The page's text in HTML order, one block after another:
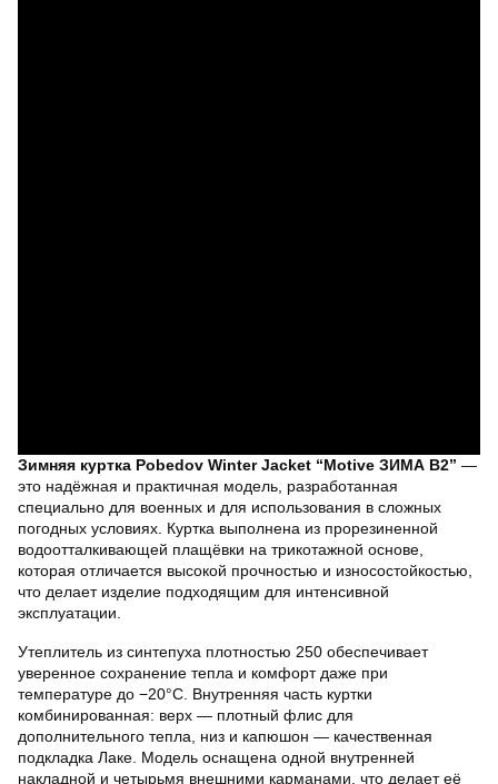
Зимняя куртка Pobedov Winter Jacket “Motive ЗИМА В2” —
это надёжная и практичная модель, разработанная
специально для военных и для использования в сложных
погодных условиях. Куртка выполнена из прорезиненной
водоотталкивающей плащёвки на трикотажной основе,
которая отличается высокой прочностью и износостойкостью,
что делает изделие подходящим для интенсивной
эксплуатации.
Утеплитель из синтепуха плотностью 250 обеспечивает
уверенное сохранение тепла и комфорт даже при
температуре до −20°C. Внутренняя часть куртки
комбинированная: верх — плотный флис для
дополнительного тепла, низ и капюшон — качественная
подкладка Лаке. Модель оснащена одной внутренней
накладной и четырьмя внешними карманами, что делает её